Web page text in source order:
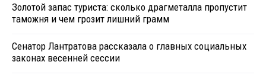
Золотой запас туриста: сколько драгметалла пропустит
таможня и чем грозит лишний грамм
Сенатор Лантратова рассказала о главных социальных
законах весенней сессии